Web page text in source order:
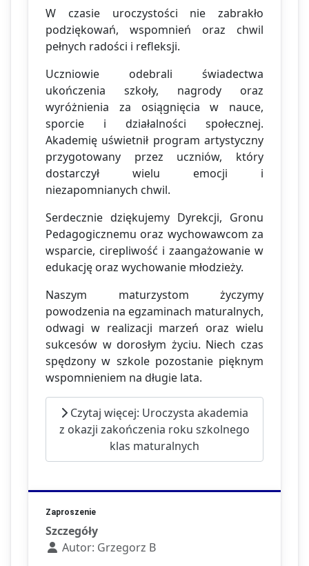
W czasie uroczystości nie zabrakło
podziękowań, wspomnień oraz chwil
pełnych radości i refleksji.
Uczniowie odebrali świadectwa
ukończenia szkoły, nagrody oraz
wyróżnienia za osiągnięcia w nauce,
sporcie i działalności społecznej.
Akademię uświetnił program artystyczny
przygotowany przez uczniów, który
dostarczył wielu emocji i
niezapomnianych chwil.
Serdecznie dziękujemy Dyrekcji, Gronu
Pedagogicznemu oraz wychowawcom za
wsparcie, cirepliwość i zaangażowanie w
edukację oraz wychowanie młodzieży.
Naszym maturzystom życzymy
powodzenia na egzaminach maturalnych,
odwagi w realizacji marzeń oraz wielu
sukcesów w dorosłym życiu. Niech czas
spędzony w szkole pozostanie pięknym
wspomnieniem na długie lata.
Czytaj więcej: Uroczysta akademia
z okazji zakończenia roku szkolnego
klas maturalnych
Zaproszenie
Szczegóły
Autor: Grzegorz B